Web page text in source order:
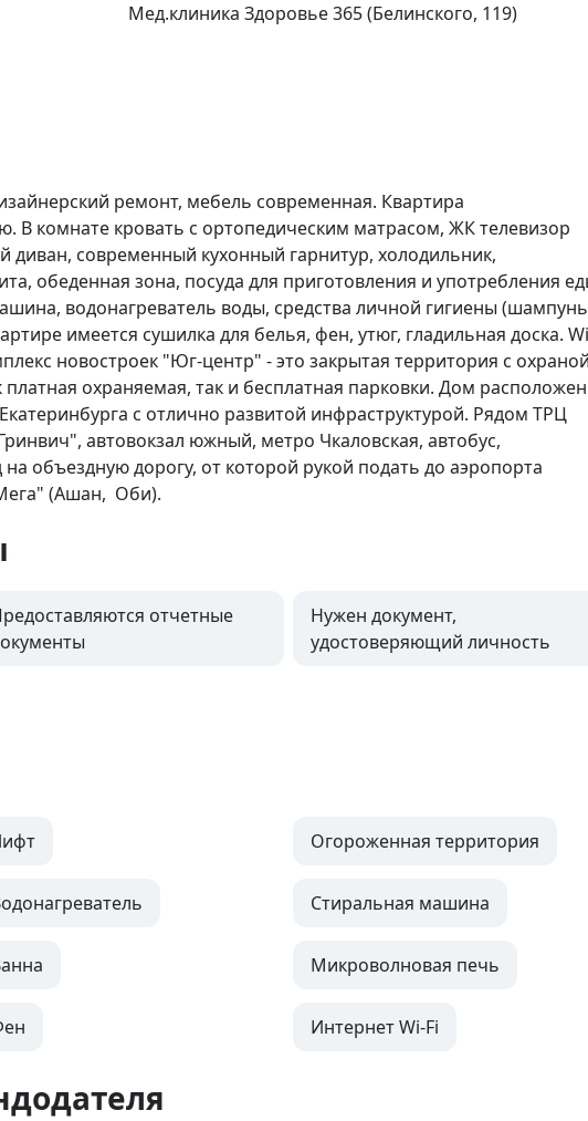
Мед.клиника Здоровье 365 (Белинского, 119)
ремонт, мебель современная. Квартира
В комнате кровать с ортопедическим матрасом, ЖК телевизор
диван, современный кухонный гарнитур, холодильник,
обеденная зона, посуда для приготовления и употребления
водонагреватель воды, средства личной гигиены
имеется сушилка для белья, фен, утюг, гладильная доска.
новостроек "Юг-центр" - это закрытая территория с
охраняемая, так и бесплатная парковки. Дом
с отлично развитой инфраструктурой. Рядом ТРЦ
автовокзал южный, метро Чкаловская, автобус,
объездную дорогу, от которой рукой подать до аэропорта
(Ашан,  Оби).
отчетные
Нужен документ,
удостоверяющий личность
Огороженная территория
Стиральная машина
Микроволновая печь
Интернет Wi-Fi